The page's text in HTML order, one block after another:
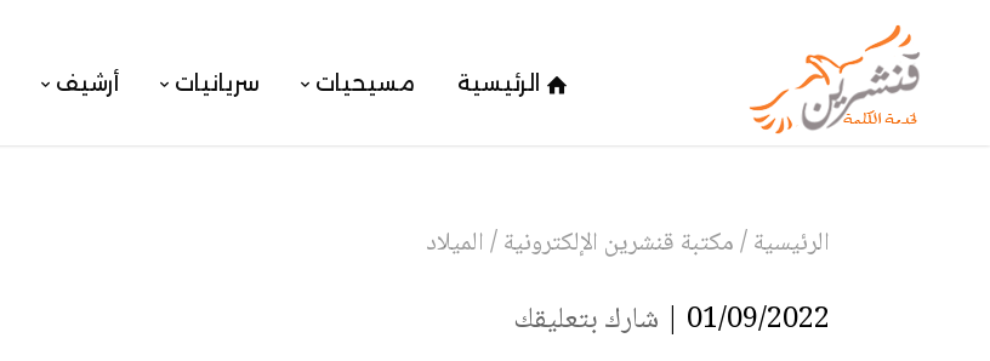
الرئيسية مسيحيات سريانيات أرشيف
الرئيسية/مكتبة قنشرين الإلكترونية/الميلاد
01/09/2022 | شارك بتعليقك